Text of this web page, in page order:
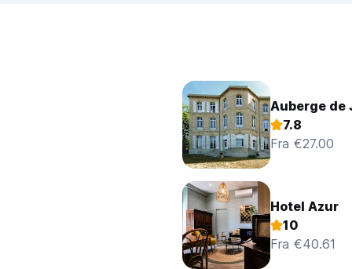
Auberge de
7.8
Fra €27.00
Hotel Azur
10
Fra €40.61